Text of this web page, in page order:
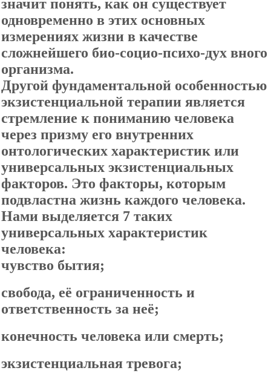
значит понять, как он существует
одновременно в этих основных
измерениях жизни в качестве
сложнейшего био-социо-психо-дух вного
организма.
Другой фундаментальной особенностью
экзистенциальной терапии является
стремление к пониманию человека
через призму его внутренних
онтологических характеристик или
универсальных экзистенциальных
факторов. Это факторы, которым
подвластна жизнь каждого человека.
Нами выделяется 7 таких
универсальных характеристик
человека:
чувство бытия;
свобода, её ограниченность и
ответственность за неё;
конечность человека или смерть;
экзистенциальная тревога;